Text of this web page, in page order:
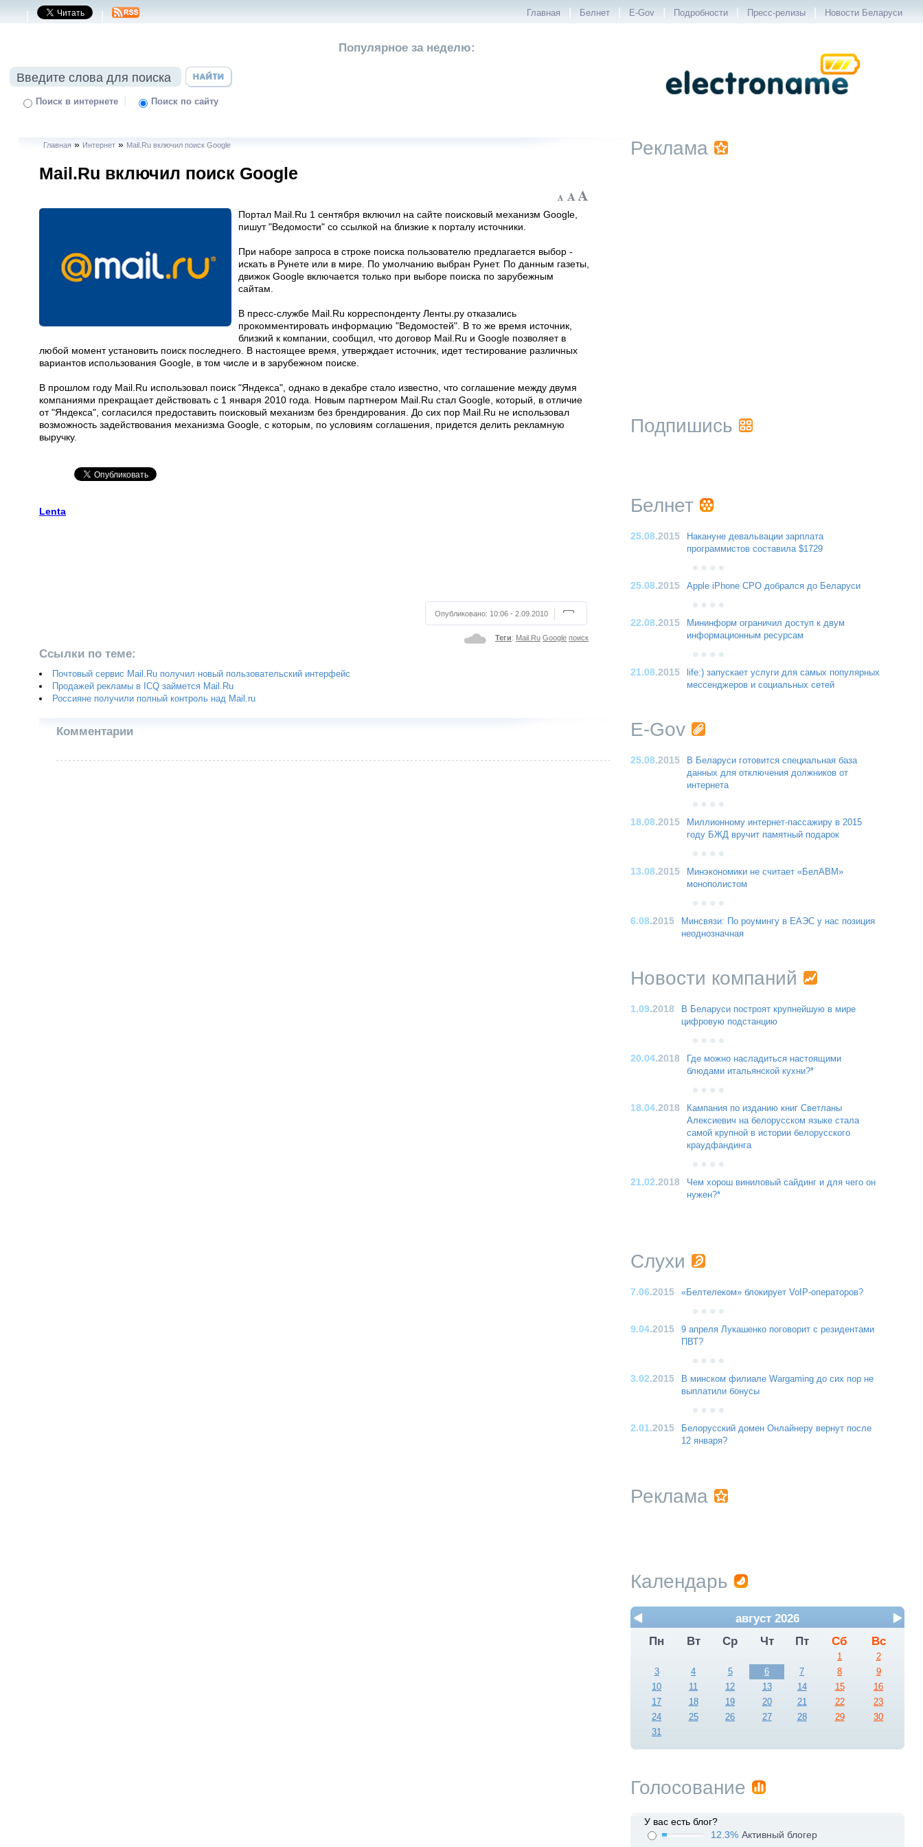
| | Главная | Белнет | E-Gov | Подробности | Пресс-релизы | Новости Беларуси
Поиск в интернете | Поиск по сайту
Популярное за неделю:
Главная » Интернет» Mail.Ru включил поиск Google
Mail.Ru включил поиск Google
Портал Mail.Ru 1 сентября включил на сайте поисковый механизм Google,
пишут "Ведомости" со ссылкой на близкие к порталу источники.
При наборе запроса в строке поиска пользователю предлагается выбор -
искать в Рунете или в мире. По умолчанию выбран Рунет. По данным газеты,
движок Google включается только при выборе поиска по зарубежным
сайтам.
В пресс-службе Mail.Ru корреспонденту Ленты.ру отказались
прокомментировать информацию "Ведомостей". В то же время источник,
близкий к компании, сообщил, что договор Mail.Ru и Google позволяет в
любой момент установить поиск последнего. В настоящее время, утверждает источник, идет тестирование различных
вариантов использования Google, в том числе и в зарубежном поиске.
В прошлом году Mail.Ru использовал поиск "Яндекса", однако в декабре стало известно, что соглашение между двумя
компаниями прекращает действовать с 1 января 2010 года. Новым партнером Mail.Ru стал Google, который, в отличие
от "Яндекса", согласился предоставить поисковый механизм без брендирования. До сих пор Mail.Ru не использовал
возможность задействования механизма Google, с которым, по условиям соглашения, придется делить рекламную
выручку.
Lenta
Опубликовано: 10:06 - 2.09.2010
Теги: Mail.Ru Google поиск
Ссылки по теме:
Почтовый сервис Mail.Ru получил новый пользовательский интерфейс
Продажей рекламы в ICQ займется Mail.Ru
Россияне получили полный контроль над Mail.ru
Комментарии
Реклама
Подпишись
Белнет
25.08.2015
Накануне девальвации зарплата
программистов составила $1729
25.08.2015 Apple iPhone CPO добрался до Беларуси
22.08.2015
Мининформ ограничил доступ к двум
информационным ресурсам
21.08.2015
life:) запускает услуги для самых популярных
мессенджеров и социальных сетей
E-Gov
25.08.2015
В Беларуси готовится специальная база
данных для отключения должников от
интернета
18.08.2015
Миллионному интернет-пассажиру в 2015
году БЖД вручит памятный подарок
13.08.2015
Минэкономики не считает «БелАВМ»
монополистом
6.08.2015
Минсвязи: По роумингу в ЕАЭС у нас позиция
неоднозначная
Новости компаний
1.09.2018
В Беларуси построят крупнейшую в мире
цифровую подстанцию
20.04.2018
Где можно насладиться настоящими
блюдами итальянской кухни?*
18.04.2018
Кампания по изданию книг Светланы
Алексиевич на белорусском языке стала
самой крупной в истории белорусского
краудфандинга
21.02.2018
Чем хорош виниловый сайдинг и для чего он
нужен?*
Слухи
7.06.2015 «Белтелеком» блокирует VoIP-операторов?
9.04.2015
9 апреля Лукашенко поговорит с резидентами
ПВТ?
3.02.2015
В минском филиале Wargaming до сих пор не
выплатили бонусы
2.01.2015
Белорусский домен Онлайнеру вернут после
12 января?
Реклама
Календарь
август 2026
Пн
Вт Ср Чт Пт Сб Вс
1
2
3
4 5 6 7 8
9
10
11 12 13 14 15
16
17
18 19 20 21 22
23
24
25 26 27 28 29
30
31
Голосование
У вас есть блог?
12.3% Активный блогер